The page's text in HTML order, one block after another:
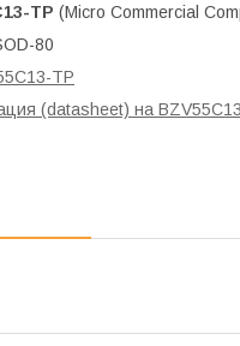
TP (Micro Commercial
80
TP
(datasheet) на